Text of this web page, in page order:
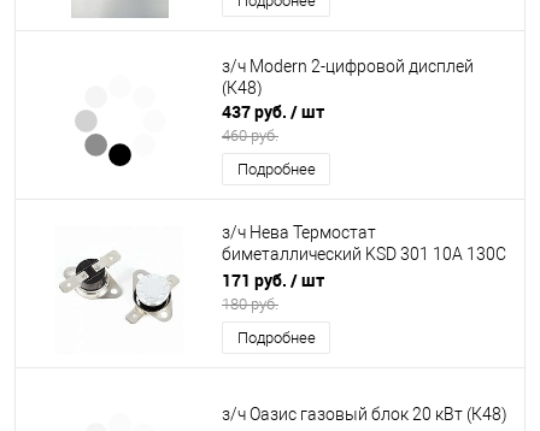
з/ч Modern 2-цифровой дисплей
(К48)
437 руб. / шт
460 руб.
Подробнее
з/ч Нева Термостат
биметаллический KSD 301 10А 130С
(К35)
171 руб. / шт
180 руб.
Подробнее
з/ч Оазис газовый блок 20 кВт (К48)